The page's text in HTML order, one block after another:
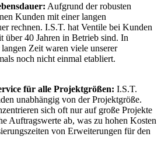
Aufgrund der robusten
Kunden mit einer langen
rechnen. I.S.T. hat Ventile bei Kunden
über 40 Jahren in Betrieb sind. In
Zeit waren viele unserer
noch nicht einmal etabliert.
für alle Projektgrößen: I.S.T.
unabhängig von der Projektgröße.
sich oft nur auf große Projekte
Auftragswerte ab, was zu hohen Kosten
von Erweiterungen für den